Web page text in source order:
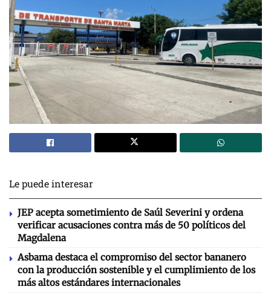
Le puede interesar
JEP acepta sometimiento de Saúl Severini y ordena
verificar acusaciones contra más de 50 políticos del
Magdalena
Asbama destaca el compromiso del sector bananero
con la producción sostenible y el cumplimiento de los
más altos estándares internacionales